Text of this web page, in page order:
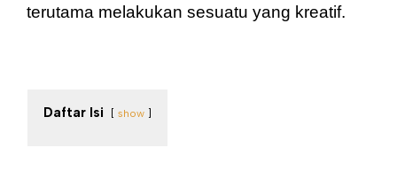
terutama melakukan sesuatu yang kreatif.
Daftar Isi show